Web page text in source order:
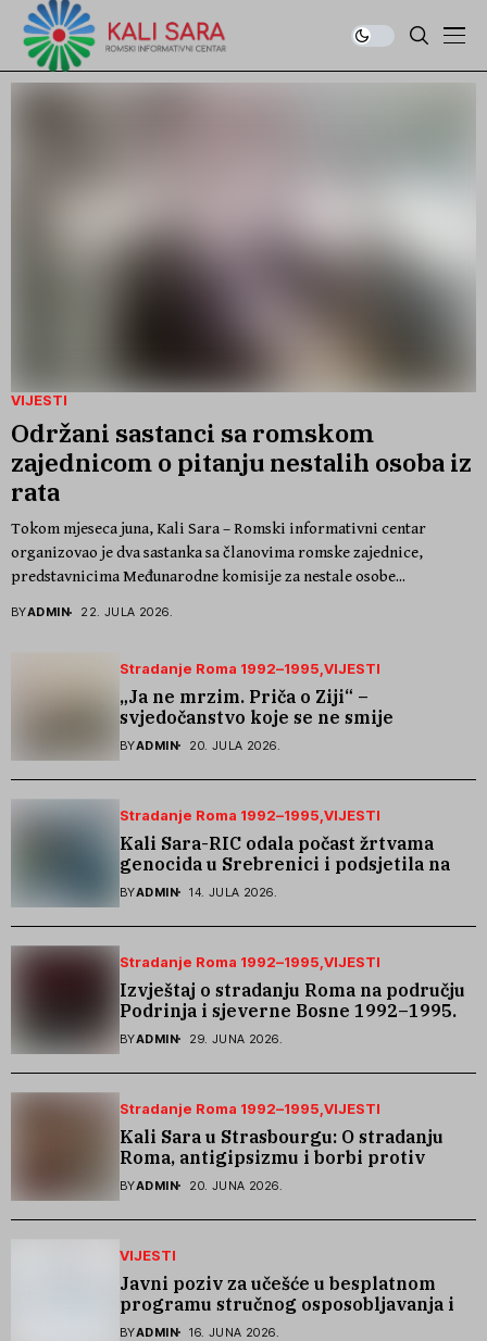
VIJESTI
Održani sastanci sa romskom
zajednicom o pitanju nestalih osoba iz
rata
Tokom mjeseca juna, Kali Sara – Romski informativni centar
organizovao je dva sastanka sa članovima romske zajednice,
predstavnicima Međunarodne komisije za nestale osobe...
BYADMIN 22. JULA 2026.
Stradanje Roma 1992–1995 VIJESTI
„Ja ne mrzim. Priča o Ziji“ –
svjedočanstvo koje se ne smije
zaboraviti
BYADMIN 20. JULA 2026.
Stradanje Roma 1992–1995 VIJESTI
Kali Sara-RIC odala počast žrtvama
genocida u Srebrenici i podsjetila na
stradanje Roma iz Skočića
BYADMIN 14. JULA 2026.
Stradanje Roma 1992–1995 VIJESTI
Izvještaj o stradanju Roma na području
Podrinja i sjeverne Bosne 1992–1995.
godine
BYADMIN 29. JUNA 2026.
Stradanje Roma 1992–1995 VIJESTI
Kali Sara u Strasbourgu: O stradanju
Roma, antigipsizmu i borbi protiv
govora mržnje
BYADMIN 20. JUNA 2026.
VIJESTI
Javni poziv za učešće u besplatnom
programu stručnog osposobljavanja i
podrške pri zapošljavanju
BYADMIN 16. JUNA 2026.